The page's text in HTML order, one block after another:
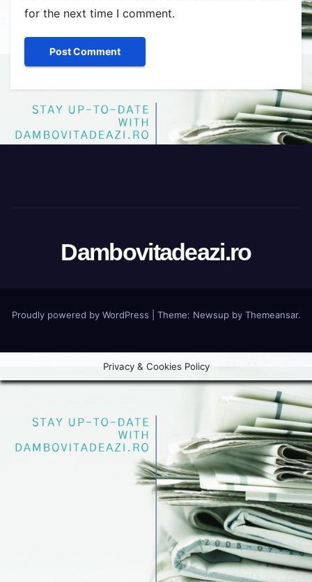
for the next time I comment.
Dambovitadeazi.ro
Proudly powered by WordPress Theme: Newsupby Themeansar.
Privacy & Cookies Policy